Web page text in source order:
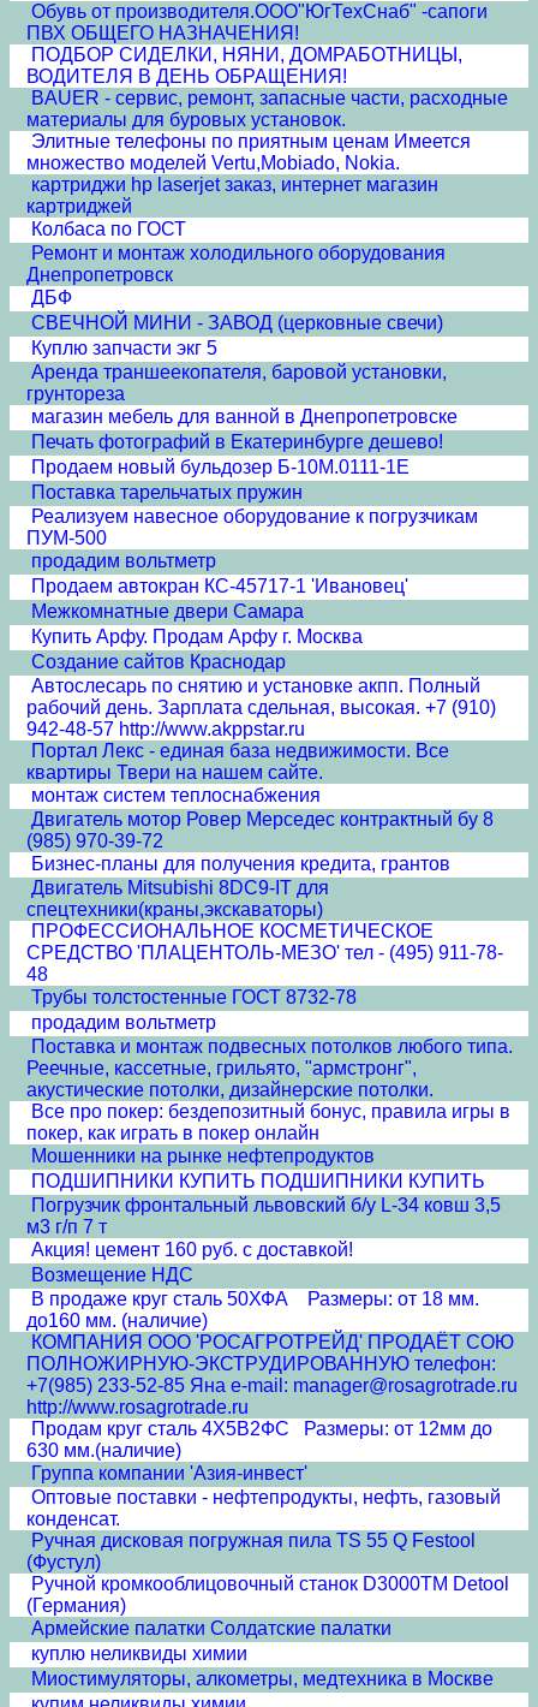
Обувь от производителя.ООО"ЮгТехСнаб" -сапоги
ПВХ ОБЩЕГО НАЗНАЧЕНИЯ!
ПОДБОР СИДЕЛКИ, НЯНИ, ДОМРАБОТНИЦЫ,
ВОДИТЕЛЯ В ДЕНЬ ОБРАЩЕНИЯ!
BAUER - сервис, ремонт, запасные части, расходные
материалы для буровых установок.
Элитные телефоны по приятным ценам Имеется
множество моделей Vertu,Mobiado, Nokia.
картриджи hp laserjet заказ, интернет магазин
картриджей
Колбаса по ГОСТ
Ремонт и монтаж холодильного оборудования
Днепропетровск
ДБФ
СВЕЧНОЙ МИНИ - ЗАВОД (церковные свечи)
Куплю запчасти экг 5
Аренда траншеекопателя, баровой установки,
грунтореза
магазин мебель для ванной в Днепропетровске
Печать фотографий в Екатеринбурге дешево!
Продаем новый бульдозер Б-10М.0111-1Е
Поставка тарельчатых пружин
Реализуем навесное оборудование к погрузчикам
ПУМ-500
продадим вольтметр
Продаем автокран КС-45717-1 'Ивановец'
Межкомнатные двери Cамара
Купить Арфу. Продам Арфу г. Москва
Создание сайтов Краснодар
Автослесарь по снятию и установке акпп. Полный
рабочий день. Зарплата сдельная, высокая. +7 (910)
942-48-57 http://www.akppstar.ru
Портал Лекс - единая база недвижимости. Все
квартиры Твери на нашем сайте.
монтаж систем теплоснабжения
Двигатель мотор Ровер Мерседес контрактный бу 8
(985) 970-39-72
Бизнес-планы для получения кредита, грантов
Двигатель Mitsubishi 8DC9-IT для
спецтехники(краны,экскаваторы)
ПРОФЕССИОНАЛЬНОЕ КОСМЕТИЧЕСКОЕ
СРЕДСТВО 'ПЛАЦЕНТОЛЬ-МЕЗО' тел - (495) 911-78-
48
Трубы толстостенные ГОСТ 8732-78
продадим вольтметр
Поставка и монтаж подвесных потолков любого типа.
Реечные, кассетные, грильято, "армстронг",
акустические потолки, дизайнерские потолки.
Все про покер: бездепозитный бонус, правила игры в
покер, как играть в покер онлайн
Мошенники на рынке нефтепродуктов
ПОДШИПНИКИ КУПИТЬ ПОДШИПНИКИ КУПИТЬ
Погрузчик фронтальный львовский б/у L-34 ковш 3,5
м3 г/п 7 т
Акция! цемент 160 руб. с доставкой!
Возмещение НДС
В продаже круг сталь 50ХФА Размеры: от 18 мм.
до160 мм. (наличие)
КОМПАНИЯ ООО 'РОСАГРОТРЕЙД' ПРОДАЁТ СОЮ
ПОЛНОЖИРНУЮ-ЭКСТРУДИРОВАННУЮ телефон:
+7(985) 233-52-85 Яна e-mail: manager@rosagrotrade.ru
http://www.rosagrotrade.ru
Продам круг сталь 4Х5В2ФС Размеры: от 12мм до
630 мм.(наличие)
Группа компании 'Азия-инвест'
Оптовые поставки - нефтепродукты, нефть, газовый
конденсат.
Ручная дисковая погружная пила TS 55 Q Festool
(Фустул)
Ручной кромкооблицовочный станок D3000TM Detool
(Германия)
Армейские палатки Солдатские палатки
куплю неликвиды химии
Миостимуляторы, алкометры, медтехника в Москве